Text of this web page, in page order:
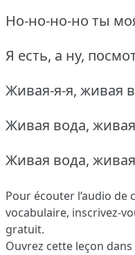
Но-но-но-но ты
Я есть, а ну,
Живая-я-я, живая
Живая вода,
Живая вода,
Pour écouter l’audio de
vocabulaire, inscrivez-
gratuit.
Ouvrez cette leçon dans